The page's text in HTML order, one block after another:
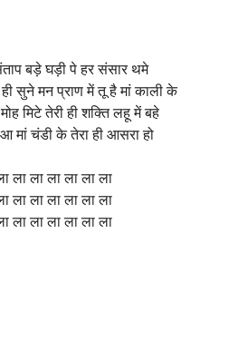
बड़े घड़ी पे हर संसार थमे
सुने मन प्राण में तू है मां काली के
मिटे तेरी ही शक्ति लहू में बहे
मां चंडी के तेरा ही आसरा हो
ला ला ला ला ला ला
ला ला ला ला ला ला
ला ला ला ला ला ला